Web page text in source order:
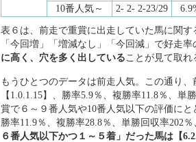
10番人気～
2- 2- 2-23/29
表６は、前走で重賞に出走していた馬に関
「今回増」「増減なし」「今回減」で好走
に高く、穴を多く出していることが見て取れ
もうひとつのデータは前走人気。この通り
【1.0.1.15】、勝率5.9％、複勝率11.8％、
賞で６～９番人気や10番人気以下の評価に
勝率11.9％、複勝率28.8％、単勝回収率202
６番人気以下かつ１～５着」だった馬は【